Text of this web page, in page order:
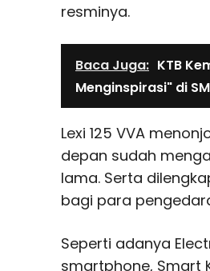
resminya.
Baca Juga: KTB
Menginspirasi" di
Lexi 125 VVA
depan sudah
lama. Serta
bagi para
Seperti adanya
smartphone, Smart